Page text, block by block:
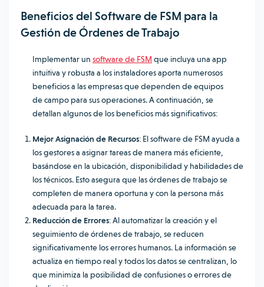
Beneficios del Software de FSM para la
Gestión de Órdenes de Trabajo
Implementar un software de FSM que incluya una app
intuitiva y robusta a los instaladores aporta numerosos
beneficios a las empresas que dependen de equipos
de campo para sus operaciones. A continuación, se
detallan algunos de los beneficios más significativos:
Mejor Asignación de Recursos: El software de FSM ayuda a
los gestores a asignar tareas de manera más eficiente,
basándose en la ubicación, disponibilidad y habilidades de
los técnicos. Esto asegura que las órdenes de trabajo se
completen de manera oportuna y con la persona más
adecuada para la tarea.
Reducción de Errores: Al automatizar la creación y el
seguimiento de órdenes de trabajo, se reducen
significativamente los errores humanos. La información se
actualiza en tiempo real y todos los datos se centralizan, lo
que minimiza la posibilidad de confusiones o errores de